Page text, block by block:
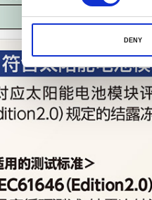
DENY